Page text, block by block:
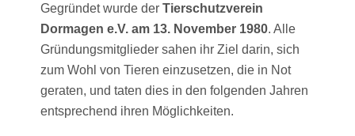
Gegründet wurde derTierschutzverein
Dormagen e.V. am 13. November 1980. Alle
Gründungsmitglieder sahen ihr Ziel darin, sich
zum Wohl von Tieren einzusetzen, die in Not
geraten, und taten dies in den folgenden Jahren
entsprechend ihren Möglichkeiten.